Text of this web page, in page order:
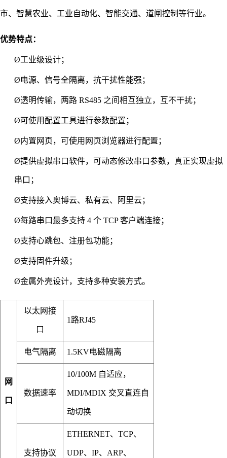
市、智慧农业、工业自动化、智能交通、道闸控制等行业。
优势特点：
Ø工业级设计；
Ø电源、信号全隔离，抗干扰性能强；
Ø透明传输，两路 RS485 之间相互独立，互不干扰；
Ø可使用配置工具进行参数配置；
Ø内置网页，可使用网页浏览器进行配置；
Ø提供虚拟串口软件，可动态修改串口参数，真正实现虚拟
串口；
Ø支持接入奥博云、私有云、阿里云；
Ø每路串口最多支持 4 个 TCP 客户端连接；
Ø支持心跳包、注册包功能；
Ø支持固件升级；
Ø金属外壳设计，支持多种安装方式。
网
口
以太网接
口
1路RJ45
电气隔离 1.5KV电磁隔离
数据速率
10/100M 自适应，
MDI/MDIX 交叉直连自
动切换
支持协议
ETHERNET、TCP、
UDP、IP、ARP、